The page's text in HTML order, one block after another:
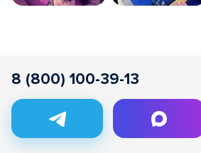
8 (800) 100-39-13